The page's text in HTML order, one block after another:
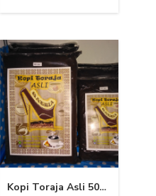
Kopi Toraja Asli 500gr